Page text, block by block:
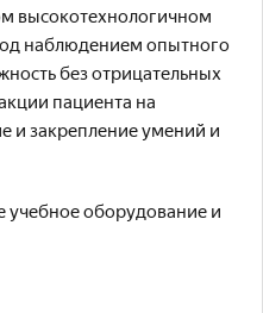
высокотехнологичном
наблюдением опытного
без отрицательных
пациента на
и закрепление умений и
учебное оборудование и